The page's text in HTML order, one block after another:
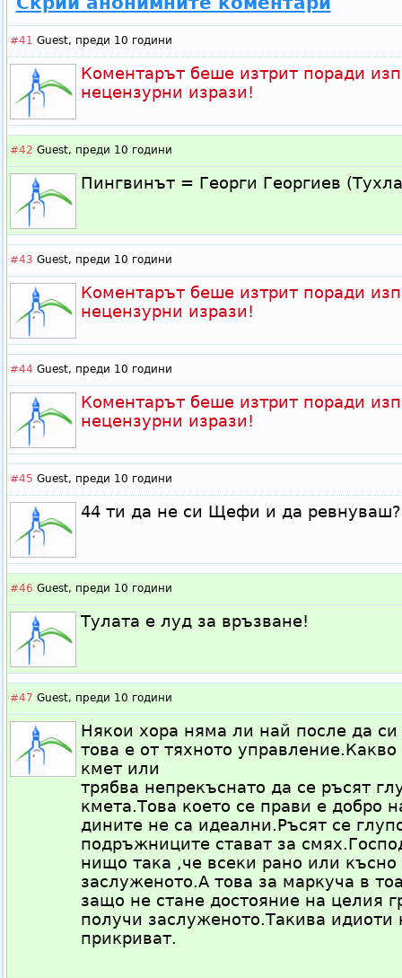
#41 Guest, преди 10 години
Коментарът беше изтрит поради
нецензурни изрази!
#42 Guest, преди 10 години
Пингвинът = Георги Георгиев
#43 Guest, преди 10 години
Коментарът беше изтрит поради
нецензурни изрази!
#44 Guest, преди 10 години
Коментарът беше изтрит поради
нецензурни изрази!
#45 Guest, преди 10 години
44 ти да не си Щефи и да ревнуваш?
#46 Guest, преди 10 години
Тулата е луд за връзване!
#47 Guest, преди 10 години
Някои хора няма ли най после да си
това е от тяхното
кмет или
трябва непрекъснато да се ръсят
кмета.Това което се прави е добро
дините не са идеални.Ръсят се
подръжниците стават за
нищо така ,че всеки рано или
заслуженото.А това за маркуча в
защо не стане достояние на целия
получи заслуженото.Такива идиоти
прикриват.